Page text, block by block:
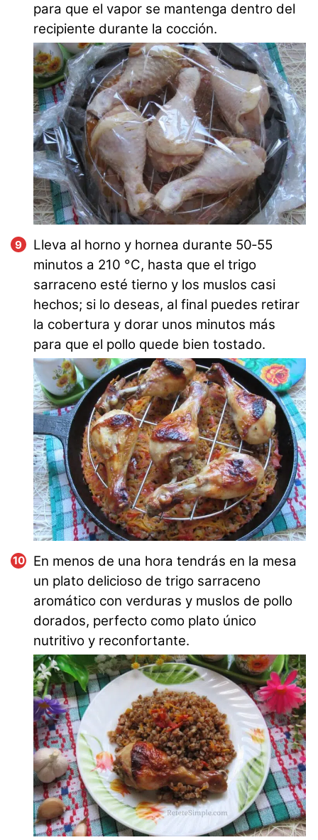
para que el vapor se mantenga dentro del
recipiente durante la cocción.
Lleva al horno y hornea durante 50‑55
minutos a 210 °C, hasta que el trigo
sarraceno esté tierno y los muslos casi
hechos; si lo deseas, al final puedes retirar
la cobertura y dorar unos minutos más
para que el pollo quede bien tostado.
En menos de una hora tendrás en la mesa
un plato delicioso de trigo sarraceno
aromático con verduras y muslos de pollo
dorados, perfecto como plato único
nutritivo y reconfortante.